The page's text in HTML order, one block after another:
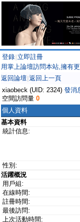
登錄 立即註冊
用掌上論壇訪問本站,擁有
返回論壇 返回上一頁
xiaobeck (UID: 2324) 發消
空間訪問量 0
個人資料
基本資料
統計信息:
性別:
活躍概況
用戶組:
在線時間:
註冊時間:
最後訪問:
上次活動時間: